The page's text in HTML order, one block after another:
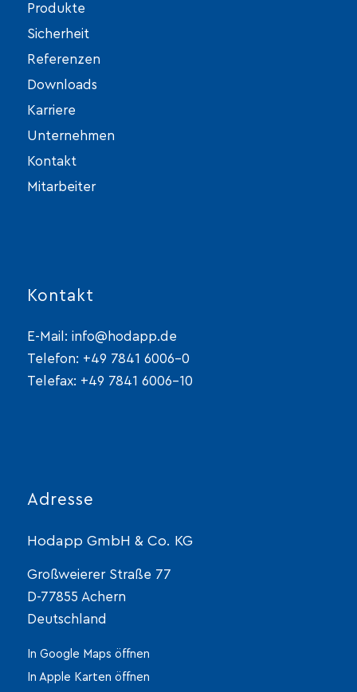
Produkte
Sicherheit
Referenzen
Downloads
Karriere
Unternehmen
Kontakt
Mitarbeiter
Kontakt
E-Mail: info@hodapp.de
Telefon: +49 7841 6006-0
Telefax: +49 7841 6006-10
Adresse
Hodapp GmbH & Co. KG
Großweierer Straße 77
D-77855 Achern
Deutschland
In Google Maps öffnen
In Apple Karten öffnen